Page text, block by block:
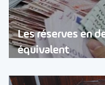
Les réserves en
équivalent